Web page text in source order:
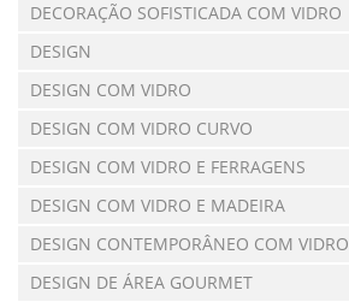
DECORAÇÃO SOFISTICADA COM VIDRO
DESIGN
DESIGN COM VIDRO
DESIGN COM VIDRO CURVO
DESIGN COM VIDRO E FERRAGENS
DESIGN COM VIDRO E MADEIRA
DESIGN CONTEMPORÂNEO COM VIDRO
DESIGN DE ÁREA GOURMET